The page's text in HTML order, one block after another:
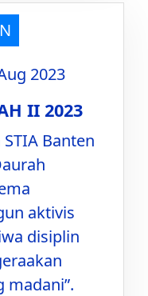
2023
II 2023
Banten
aktivis
disiplin
madani”.